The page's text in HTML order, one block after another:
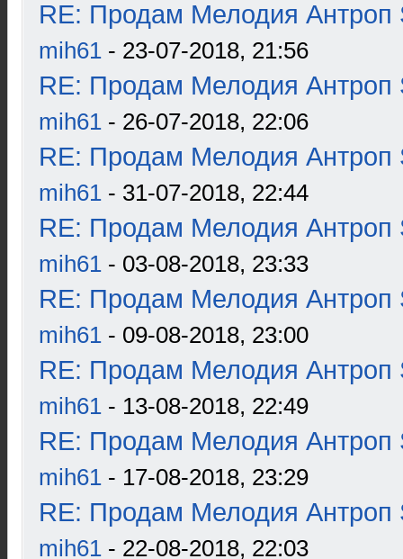
RE: Продам Мелодия Антроп
mih61 - 23-07-2018, 21:56
RE: Продам Мелодия Антроп
mih61 - 26-07-2018, 22:06
RE: Продам Мелодия Антроп
mih61 - 31-07-2018, 22:44
RE: Продам Мелодия Антроп
mih61 - 03-08-2018, 23:33
RE: Продам Мелодия Антроп
mih61 - 09-08-2018, 23:00
RE: Продам Мелодия Антроп
mih61 - 13-08-2018, 22:49
RE: Продам Мелодия Антроп
mih61 - 17-08-2018, 23:29
RE: Продам Мелодия Антроп
mih61 - 22-08-2018, 22:03